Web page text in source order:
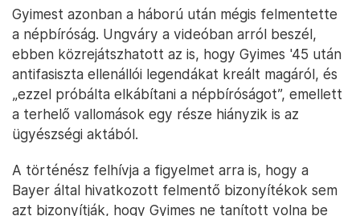
Gyimest azonban a háború után mégis felmentette
a népbíróság. Ungváry a videóban arról beszél,
ebben közrejátszhatott az is, hogy Gyimes '45 után
antifasiszta ellenállói legendákat kreált magáról, és
„ezzel próbálta elkábítani a népbíróságot”, emellett
a terhelő vallomások egy része hiányzik is az
ügyészségi aktából.
A történész felhívja a figyelmet arra is, hogy a
Bayer által hivatkozott felmentő bizonyítékok sem
azt bizonyítják, hogy Gyimes ne tanított volna be